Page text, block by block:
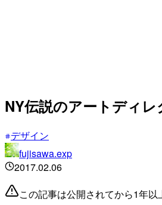
NY伝説のアートディ
デザイン
fujisawa.exp
2017.02.06
この記事は公開されてから1年